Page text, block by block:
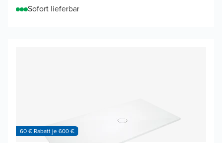
Sofort lieferbar
60 € Rabatt je 600 €